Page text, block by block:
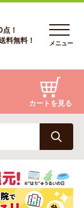
！
料無料！
メニュー
カートを見る